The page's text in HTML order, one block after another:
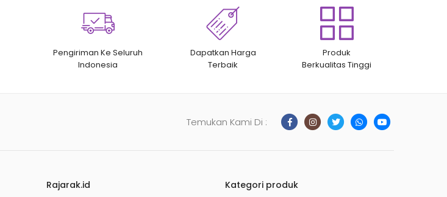
Pengiriman Ke Seluruh
Indonesia
Dapatkan Harga
Terbaik
Produk
Berkualitas Tinggi
Temukan Kami Di :
Rajarak.id
Kategori produk